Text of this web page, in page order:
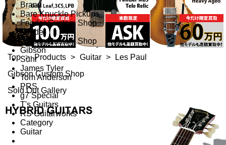
Brand
Bare Knuckle Pickups
Fender Custom Shop
Fender
Gibson Custom Shop
Gibson
Suhr
James Tyler
Tom Anderson
PRS
g7 Special
T's Guitars
RS Guitarworks
Category
Guitar
Top > Products > Guitar >
Les Paul
Gibson Custom Shop
Sold Out Gallery